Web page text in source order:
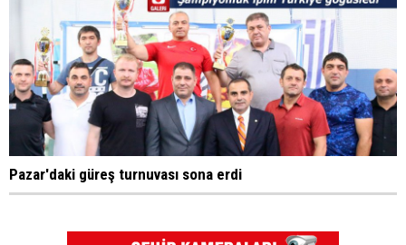
Pazar'daki güreş turnuvası sona erdi